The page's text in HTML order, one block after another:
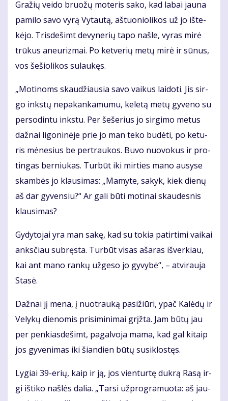
Gra­žių vei­do bruo­žų mo­te­ris sa­ko, kad la­bai jau­na
pa­mi­lo sa­vo vy­rą Vy­tau­tą, aš­tuo­nio­li­kos už jo iš­te­
kė­jo. Tris­de­šimt de­vy­ne­rių ta­po naš­le, vy­ras mi­rė
trū­kus aneu­riz­mai. Po ket­ve­rių me­tų mi­rė ir sū­nus,
vos še­šio­li­kos su­lau­kęs.
„Mo­ti­noms skau­džiau­sia sa­vo vai­kus lai­do­ti. Jis sir­
go inks­tų ne­pa­kan­ka­mu­mu, ke­le­tą me­tų gy­ve­no su
per­so­din­tu inks­tu. Per še­še­rius jo sir­gi­mo me­tus
daž­nai li­go­ni­nė­je prie jo man te­ko bu­dė­ti, po ke­tu­
ris mė­ne­sius be per­trau­kos. Bu­vo nuo­vo­kus ir pro­
tin­gas ber­niu­kas. Tur­būt iki mir­ties ma­no au­sy­se
skam­bės jo klau­si­mas: „Ma­my­te, sa­kyk, kiek die­nų
aš dar gy­ven­siu?“ Ar ga­li bū­ti mo­ti­nai skau­des­nis
klau­si­mas?
Gy­dy­to­jai yra man sa­kę, kad su to­kia pa­tir­ti­mi vai­kai
anks­čiau su­bręs­ta. Tur­būt vi­sas aša­ras iš­ver­kiau,
kai ant ma­no ran­kų už­ge­so jo gy­vy­bė“, – at­vi­rau­ja
Sta­sė.
Daž­nai jį me­na, į nuo­trau­ką pa­si­žiū­ri, ypač Ka­lė­dų ir
Ve­ly­kų die­no­mis pri­si­mi­ni­mai grįž­ta. Jam bū­tų jau
per pen­kias­de­šimt, pa­gal­vo­ja ma­ma, kad gal ki­taip
jos gy­ve­ni­mas iki šian­dien bū­tų su­si­klos­tęs.
Ly­giai 39-erių, kaip ir ją, jos vien­tur­tę duk­rą Ra­są ir­
gi iš­ti­ko naš­lės da­lia. „Tar­si už­prog­ra­muo­ta: aš jau­